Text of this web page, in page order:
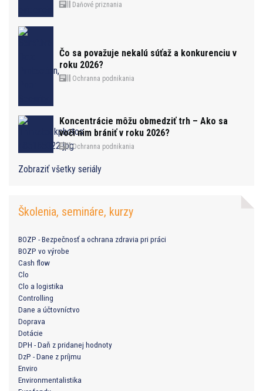
Daňové priznania
Čo sa považuje nekalú súťaž a konkurenciu v
roku 2026?
Ochranna podnikania
Koncentrácie môžu obmedziť trh – Ako sa
voči nim brániť v roku 2026?
Ochranna podnikania
Zobraziť všetky seriály
Školenia, semináre, kurzy
BOZP - Bezpečnosť a ochrana zdravia pri práci
BOZP vo výrobe
Cash flow
Clo
Clo a logistika
Controlling
Dane a účtovníctvo
Doprava
Dotácie
DPH - Daň z pridanej hodnoty
DzP - Dane z príjmu
Enviro
Environmentalistika